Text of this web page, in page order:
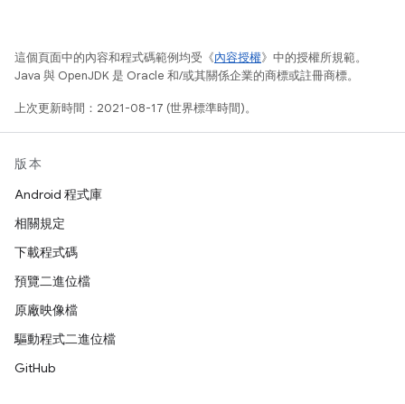
這個頁面中的內容和程式碼範例均受《內容授權》中的授權所規範。
Java 與 OpenJDK 是 Oracle 和/或其關係企業的商標或註冊商標。
上次更新時間：2021-08-17 (世界標準時間)。
版本
Android 程式庫
相關規定
下載程式碼
預覽二進位檔
原廠映像檔
驅動程式二進位檔
GitHub